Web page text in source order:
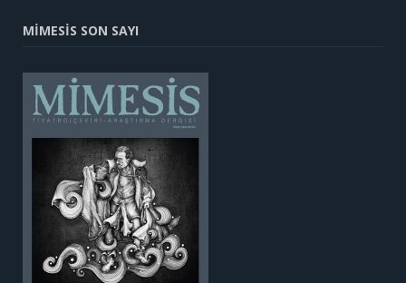
MİMESİS SON SAYI